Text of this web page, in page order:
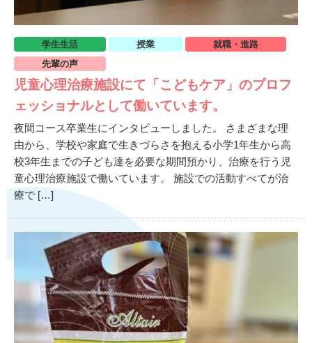
学生生活 授業
就職・進路
先輩の声
児童心理治療施設にて「こどもケア」のプロフ
ェッショナルとして働いています。
夜間コース卒業生にインタビューしました。 さまざまな理
由から、学校や家庭で生きづらさを抱える小学1年生から高
校3年生までの子ども達を必要な期間預かり、治療を行う児
童心理治療施設で働いています。 施設での活動すべてが治
療で […]